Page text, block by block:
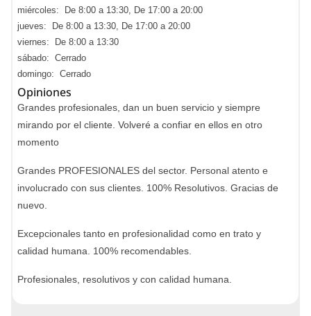
miércoles: De 8:00 a 13:30, De 17:00 a 20:00
jueves: De 8:00 a 13:30, De 17:00 a 20:00
viernes: De 8:00 a 13:30
sábado: Cerrado
domingo: Cerrado
Opiniones
Grandes profesionales, dan un buen servicio y siempre
mirando por el cliente. Volveré a confiar en ellos en otro
momento
Grandes PROFESIONALES del sector. Personal atento e
involucrado con sus clientes. 100% Resolutivos. Gracias de
nuevo.
Excepcionales tanto en profesionalidad como en trato y
calidad humana. 100% recomendables.
Profesionales, resolutivos y con calidad humana.